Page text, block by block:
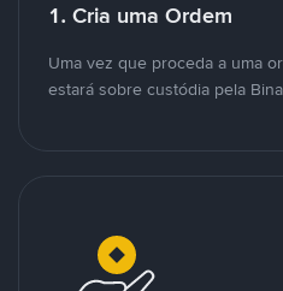
1. Cria uma Ordem
Uma vez que proceda a uma
estará sobre custódia pela